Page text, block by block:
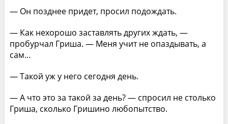
— Он позднее придет, просил подождать.
— Как нехорошо заставлять других ждать, —
пробурчал Гриша. — Меня учит не опаздывать, а
сам…
— Такой уж у него сегодня день.
— А что это за такой за день? — спросил не столько
Гриша, сколько Гришино любопытство.